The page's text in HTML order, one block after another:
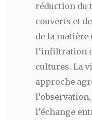
réduction du
couverts et
de la matière
l’infiltration
cultures. La
approche
l’échange